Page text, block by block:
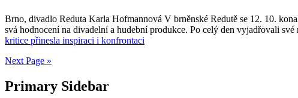
Brno, divadlo Reduta Karla Hofmannová V brněnské Redutě se 12. 10.
svá hodnocení na divadelní a hudební produkce. Po celý den vyjadřovali
kritice přinesla inspiraci i konfrontaci
Next Page »
Primary Sidebar